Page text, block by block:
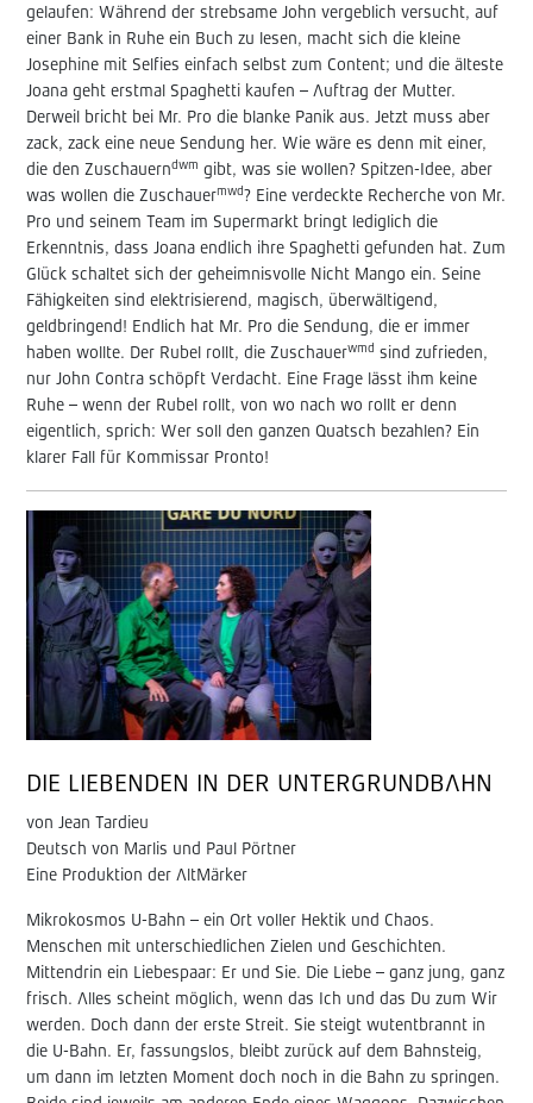
gelaufen: Während der strebsame John vergeblich versucht, auf
einer Bank in Ruhe ein Buch zu lesen, macht sich die kleine
Josephine mit Selfies einfach selbst zum Content; und die älteste
Joana geht erstmal Spaghetti kaufen – Auftrag der Mutter.
Derweil bricht bei Mr. Pro die blanke Panik aus. Jetzt muss aber
zack, zack eine neue Sendung her. Wie wäre es denn mit einer,
die den Zuschauerndwm gibt, was sie wollen? Spitzen-Idee, aber
was wollen die Zuschauermwd? Eine verdeckte Recherche von Mr.
Pro und seinem Team im Supermarkt bringt lediglich die
Erkenntnis, dass Joana endlich ihre Spaghetti gefunden hat. Zum
Glück schaltet sich der geheimnisvolle Nicht Mango ein. Seine
Fähigkeiten sind elektrisierend, magisch, überwältigend,
geldbringend! Endlich hat Mr. Pro die Sendung, die er immer
haben wollte. Der Rubel rollt, die Zuschauerwmd sind zufrieden,
nur John Contra schöpft Verdacht. Eine Frage lässt ihm keine
Ruhe – wenn der Rubel rollt, von wo nach wo rollt er denn
eigentlich, sprich: Wer soll den ganzen Quatsch bezahlen? Ein
klarer Fall für Kommissar Pronto!
DIE LIEBENDEN IN DER UNTERGRUNDBAHN
von Jean Tardieu
Deutsch von Marlis und Paul Pörtner
Eine Produktion der AltMärker
Mikrokosmos U-Bahn – ein Ort voller Hektik und Chaos.
Menschen mit unterschiedlichen Zielen und Geschichten.
Mittendrin ein Liebespaar: Er und Sie. Die Liebe – ganz jung, ganz
frisch. Alles scheint möglich, wenn das Ich und das Du zum Wir
werden. Doch dann der erste Streit. Sie steigt wutentbrannt in
die U-Bahn. Er, fassungslos, bleibt zurück auf dem Bahnsteig,
um dann im letzten Moment doch noch in die Bahn zu springen.